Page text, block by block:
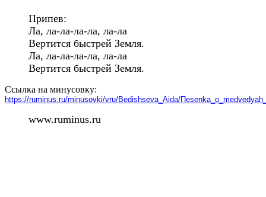
Припев:
Ла, ла-ла-ла-ла, ла-ла
Вертится быстрей Земля.
Ла, ла-ла-ла-ла, ла-ла
Вертится быстрей Земля.
Ссылка на минусовку:
https://ruminus.ru/minusovki/vru/Вedishseva_Аida/
www.ruminus.ru